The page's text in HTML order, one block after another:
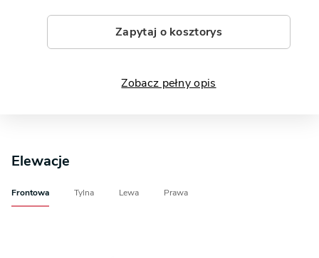
Zapytaj o kosztorys
Zobacz pełny opis
Elewacje
Frontowa Tylna Lewa Prawa